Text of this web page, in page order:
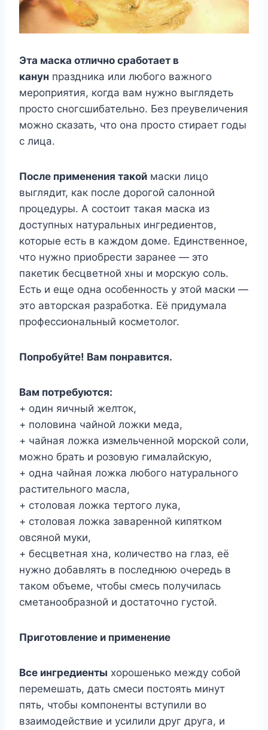
Эта маска отлично сработает в
канун праздника или любого важного
мероприятия, когда вам нужно выглядеть
просто сногсшибательно. Без преувеличения
можно сказать, что она просто стирает годы
с лица.
После применения такой маски лицо
выглядит, как после дорогой салонной
процедуры. А состоит такая маска из
доступных натуральных ингредиентов,
которые есть в каждом доме. Единственное,
что нужно приобрести заранее — это
пакетик бесцветной хны и морскую соль.
Есть и еще одна особенность у этой маски —
это авторская разработка. Её придумала
профессиональный косметолог.
Попробуйте! Вам понравится.
Вам потребуются:
+ один яичный желток,
+ половина чайной ложки меда,
+ чайная ложка измельченной морской соли,
можно брать и розовую гималайскую,
+ одна чайная ложка любого натурального
растительного масла,
+ столовая ложка тертого лука,
+ столовая ложка заваренной кипятком
овсяной муки,
+ бесцветная хна, количество на глаз, её
нужно добавлять в последнюю очередь в
таком объеме, чтобы смесь получилась
сметанообразной и достаточно густой.
Приготовление и применение
Все ингредиенты хорошенько между собой
перемешать, дать смеси постоять минут
пять, чтобы компоненты вступили во
взаимодействие и усилили друг друга, и